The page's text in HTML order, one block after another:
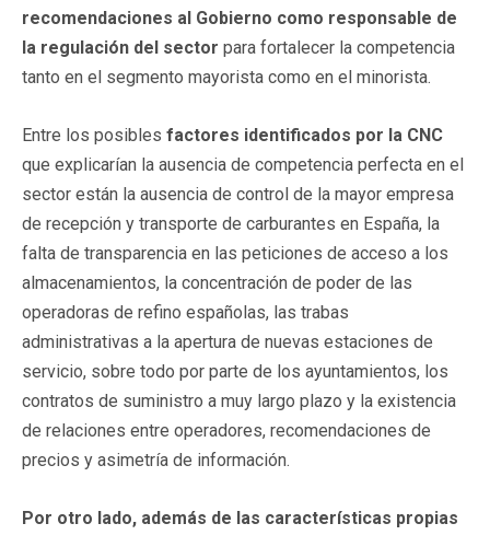
recomendaciones al Gobierno como responsable de
la regulación del sector para fortalecer la competencia
tanto en el segmento mayorista como en el minorista.
Entre los posibles factores identificados por la CNC
que explicarían la ausencia de competencia perfecta en el
sector están la ausencia de control de la mayor empresa
de recepción y transporte de carburantes en España, la
falta de transparencia en las peticiones de acceso a los
almacenamientos, la concentración de poder de las
operadoras de refino españolas, las trabas
administrativas a la apertura de nuevas estaciones de
servicio, sobre todo por parte de los ayuntamientos, los
contratos de suministro a muy largo plazo y la existencia
de relaciones entre operadores, recomendaciones de
precios y asimetría de información.
Por otro lado, además de las características propias